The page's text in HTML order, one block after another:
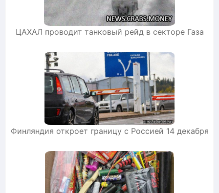
ЦАХАЛ проводит танковый рейд в секторе Газа
Финляндия откроет границу с Россией 14 декабря